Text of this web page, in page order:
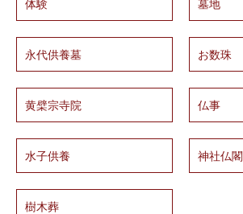
体験 墓地
永代供養墓 お数珠
黄檗宗寺院 仏事
水子供養 神社仏閣
樹木葬